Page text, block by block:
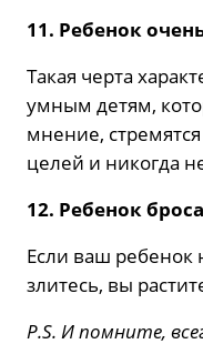
11. Ребенок
Такая черта
умным детям,
мнение,
целей и никогда
12. Ребенок
Если ваш ребенок
злитесь, вы
P.S. И помните,